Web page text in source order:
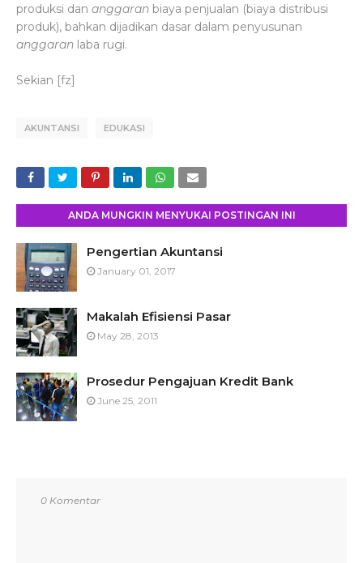
produksi dan anggaran biaya penjualan (biaya distribusi
produk), bahkan dijadikan dasar dalam penyusunan
anggaran laba rugi.
Sekian [fz]
AKUNTANSI EDUKASI
ANDA MUNGKIN MENYUKAI POSTINGAN INI
Pengertian Akuntansi
January 01, 2017
Makalah Efisiensi Pasar
May 28, 2013
Prosedur Pengajuan Kredit Bank
June 25, 2011
0 Komentar